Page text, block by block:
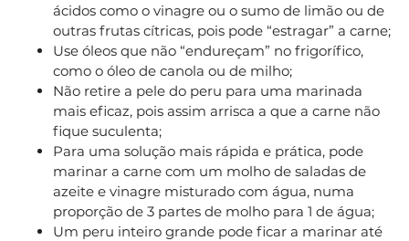
ácidos como o vinagre ou o sumo de limão ou de
outras frutas cítricas, pois pode “estragar” a carne;
Use óleos que não “endureçam” no frigorífico,
como o óleo de canola ou de milho;
Não retire a pele do peru para uma marinada
mais eficaz, pois assim arrisca a que a carne não
fique suculenta;
Para uma solução mais rápida e prática, pode
marinar a carne com um molho de saladas de
azeite e vinagre misturado com água, numa
proporção de 3 partes de molho para 1 de água;
Um peru inteiro grande pode ficar a marinar até